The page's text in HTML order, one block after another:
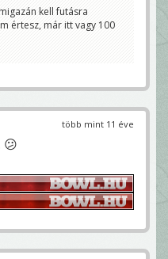
kell futásra
értesz, már itt vagy 100
több mint 11 éve
😕